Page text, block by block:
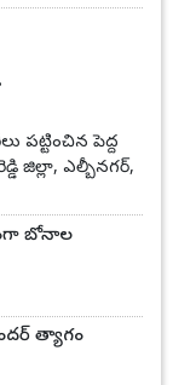
పట్టించిన పెద్ద
జిల్లా, ఎల్బీనగర్,
బోనాల
త్యాగం